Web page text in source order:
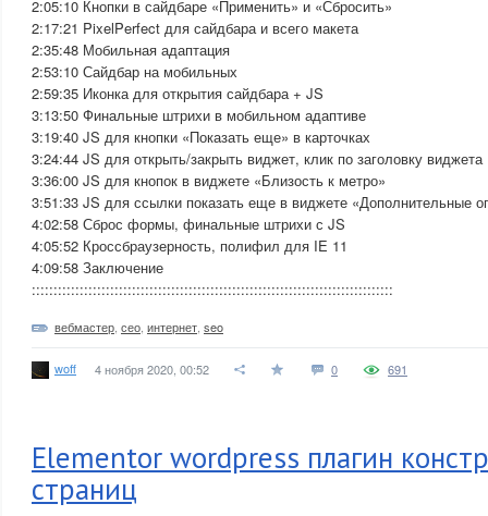
2:05:10 Кнопки в сайдбаре «Применить» и «Сбросить»
2:17:21 PixelPerfect для сайдбара и всего макета
2:35:48 Мобильная адаптация
2:53:10 Сайдбар на мобильных
2:59:35 Иконка для открытия сайдбара + JS
3:13:50 Финальные штрихи в мобильном адаптиве
3:19:40 JS для кнопки «Показать еще» в карточках
3:24:44 JS для открыть/закрыть виджет, клик по заголовку виджета
3:36:00 JS для кнопок в виджете «Близость к метро»
3:51:33 JS для ссылки показать еще в виджете «Дополнительные
4:02:58 Сброс формы, финальные штрихи с JS
4:05:52 Кроссбраузерность, полифил для IE 11
4:09:58 Заключение
:::::::::::::::::::::::::::::::::::::::::::::::::::::::::::::::::::::::::::::::::::
вебмастер сео интернет seo
woff 4 ноября 2020, 00:52 0 691
Elementor wordpress плагин
страниц